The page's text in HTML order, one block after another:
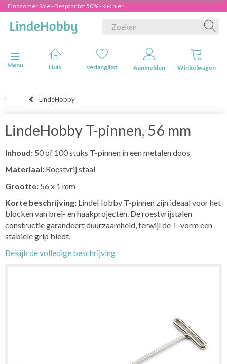
Eindzomer Sale - Bespaar tot 50% - klik hier
Navigatie in-/uitschakelen
Menu
Huis verlanglijst Aanmelden Winkelwagen
LindeHobby
LindeHobby T-pinnen, 56 mm
Inhoud: 50 of 100 stuks T-pinnen in een metalen doos
Materiaal: Roestvrij staal
Grootte: 56 x 1 mm
Korte beschrijving: LindeHobby T-pinnen zijn ideaal voor het
blocken van brei- en haakprojecten. De roestvrijstalen
constructie garandeert duurzaamheid, terwijl de T-vorm een
stabiele grip biedt.
Bekijk de volledige beschrijving